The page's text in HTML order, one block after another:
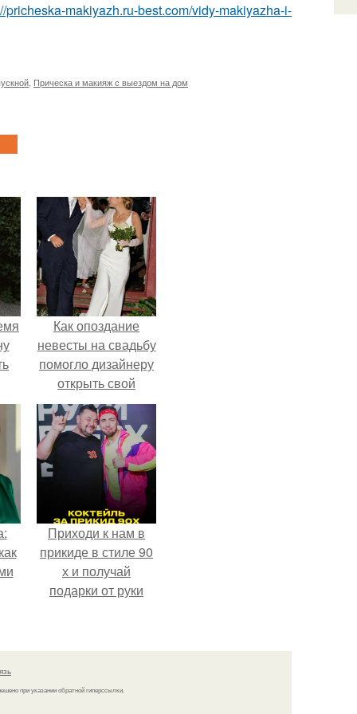
pricheska-makiyazh.ru-best.com/vidy-makiyazha-i-
Прическа и макияж с выездом на дом
Как опоздание
невесты на свадьбу
помогло дизайнеру
открыть свой
бренд.
Приходи к нам в
прикиде в стиле 90
х и получай
подарки от руки
при указании обратной гиперссылки.